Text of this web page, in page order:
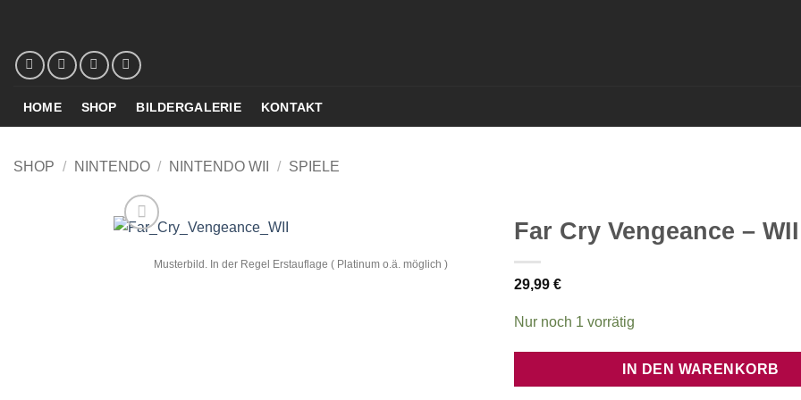
springen
HOME SHOP BILDERGALERIE KONTAKT
SHOP / NINTENDO / NINTENDO WII / SPIELE
Musterbild. In der Regel Erstauflage ( Platinum o.ä. möglich )
Far Cry Vengeance – WII
29,99 €
Nur noch 1 vorrätig
IN DEN WARENKORB